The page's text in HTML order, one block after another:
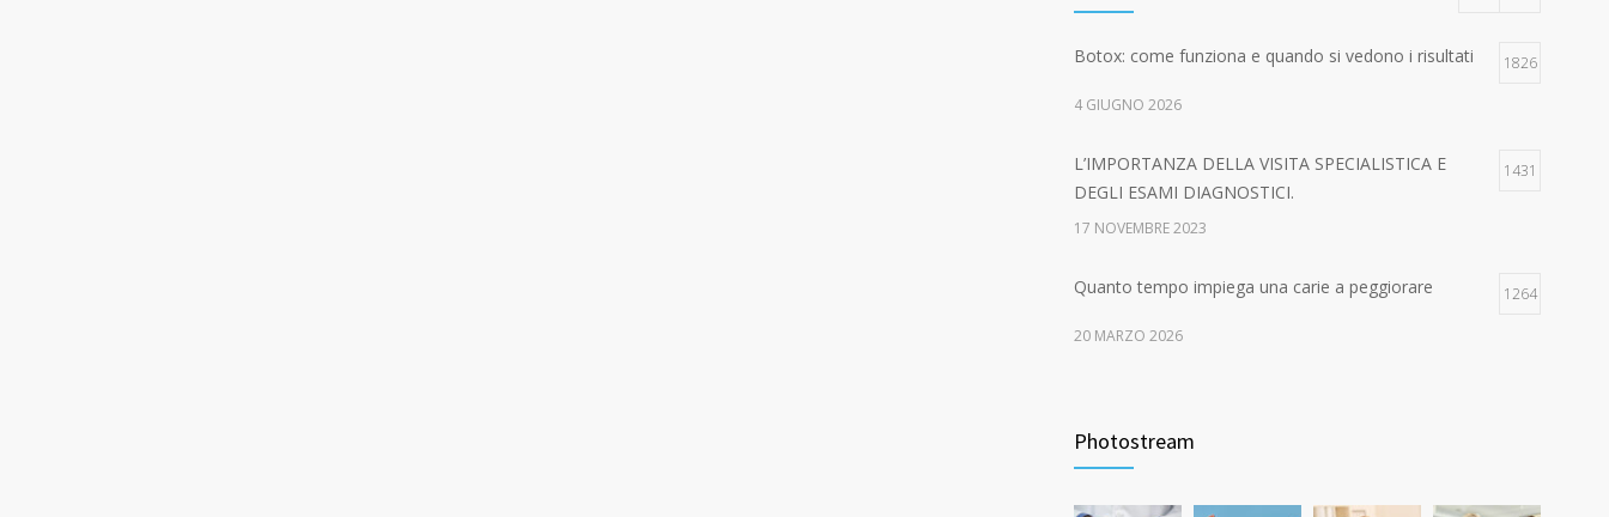
Botox: come funziona e quando si vedono i risultati 1826
4 GIUGNO 2026
L’IMPORTANZA DELLA VISITA SPECIALISTICA E
DEGLI ESAMI DIAGNOSTICI.
1431
17 NOVEMBRE 2023
Quanto tempo impiega una carie a peggiorare 1264
20 MARZO 2026
Photostream